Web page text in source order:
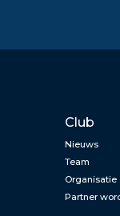
Club
Nieuws
Team
Organisatie
Partner